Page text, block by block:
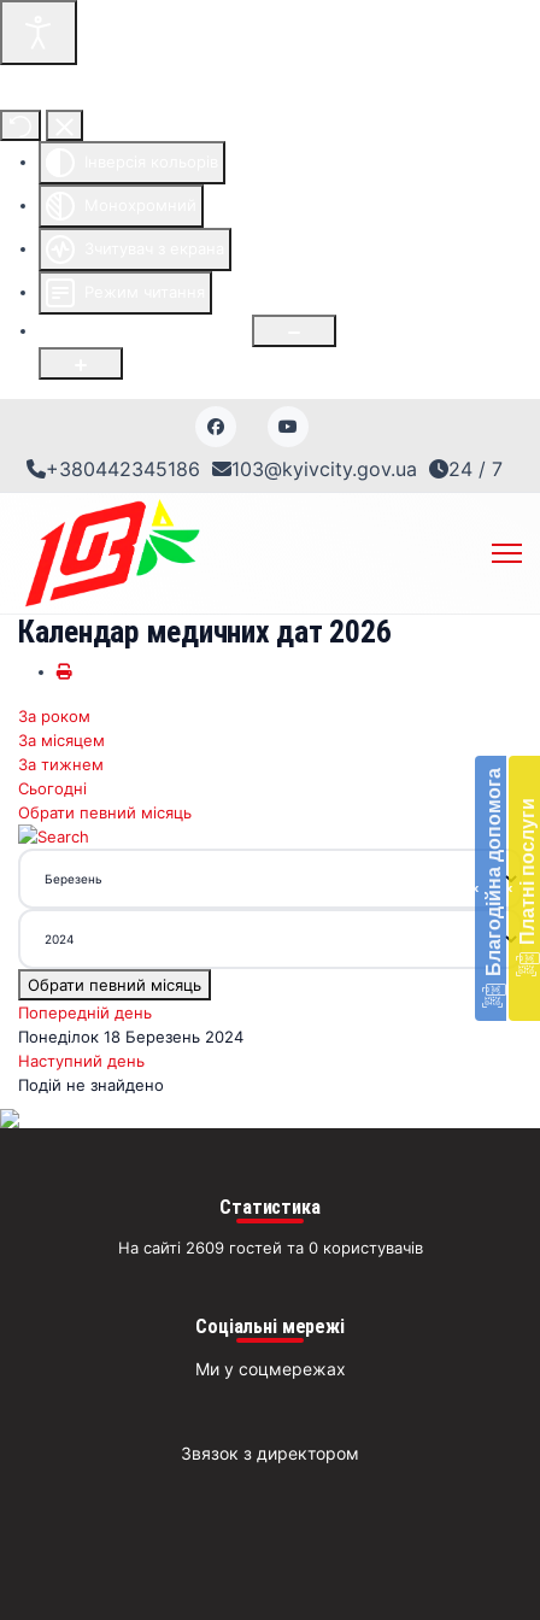
+380442345186 103@kyivcity.gov.ua 24 / 7
‹ Благодійна допомогав
‹ Платні послуги
Календар медичних дат 2026
За роком
За місяцем
За тижнем
Сьогодні
Обрати певний місяць
Обрати певний місяць
Попередній день
Понеділок 18 Березень 2024
Наступний день
Подій не знайдено
Статистика
На сайті 2609 гостей та 0 користувачів
Соціальні мережі
Ми у соцмережах
Звязок з директором